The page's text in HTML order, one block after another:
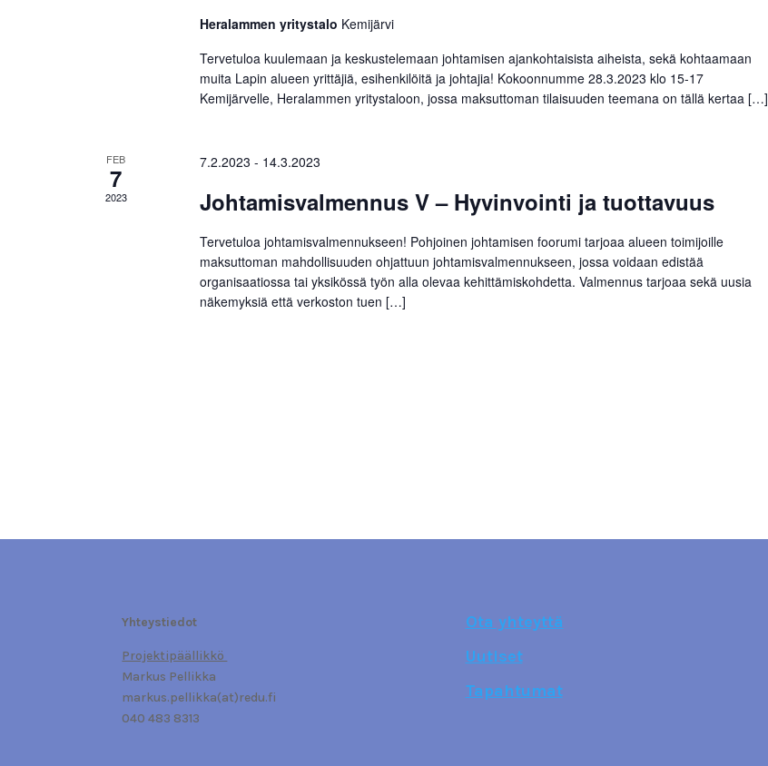
Heralammen yritystalo Kemijärvi
Tervetuloa kuulemaan ja keskustelemaan johtamisen ajankohtaisista aiheista, sekä kohtaamaan
muita Lapin alueen yrittäjiä, esihenkilöitä ja johtajia! Kokoonnumme 28.3.2023 klo 15-17
Kemijärvelle, Heralammen yritystaloon, jossa maksuttoman tilaisuuden teemana on tällä kertaa […]
FEB
7
2023
7.2.2023 - 14.3.2023
Johtamisvalmennus V – Hyvinvointi ja tuottavuus
Tervetuloa johtamisvalmennukseen! Pohjoinen johtamisen foorumi tarjoaa alueen toimijoille
maksuttoman mahdollisuuden ohjattuun johtamisvalmennukseen, jossa voidaan edistää
organisaatiossa tai yksikössä työn alla olevaa kehittämiskohdetta. Valmennus tarjoaa sekä uusia
näkemyksiä että verkoston tuen […]
Yhteystiedot
Projektipäällikkö
Markus Pellikka
markus.pellikka(at)redu.fi
040 483 8313
Ota yhteyttä
Uutiset
Tapahtumat